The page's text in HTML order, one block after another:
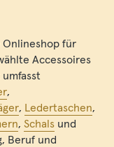
für
Accessoires
,
, Ledertaschen,
, Schals und
Beruf und